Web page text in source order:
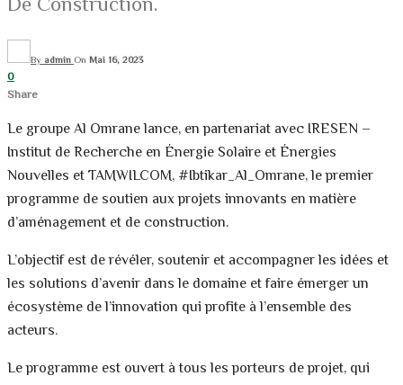
Byadmin On Mai 16, 2023
0
Share
Le groupe Al Omrane lance, en partenariat avec IRESEN –
Institut de Recherche en Énergie Solaire et Énergies
Nouvelles et TAMWILCOM, #Ibtikar_Al_Omrane, le premier
programme de soutien aux projets innovants en matière
d’aménagement et de construction.
L’objectif est de révéler, soutenir et accompagner les idées et
les solutions d’avenir dans le domaine et faire émerger un
écosystème de l’innovation qui profite à l’ensemble des
acteurs.
Le programme est ouvert à tous les porteurs de projet, qui